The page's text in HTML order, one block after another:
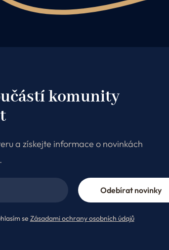
komunity
a získejte informace o novinkách
se Zásadami ochrany osobních údajů
Odebírat novinky